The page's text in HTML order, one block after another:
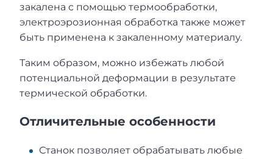
закалена с помощью термообработки,
электроэрозионная обработка также может
быть применена к закаленному материалу.
Таким образом, можно избежать любой
потенциальной деформации в результате
термической обработки.
Отличительные особенности
Станок позволяет обрабатывать любые